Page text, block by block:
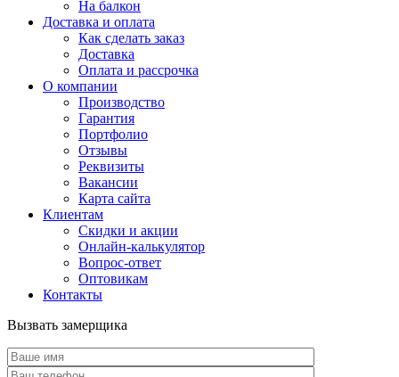
На балкон
Доставка и оплата
Как сделать заказ
Доставка
Оплата и рассрочка
О компании
Производство
Гарантия
Портфолио
Отзывы
Реквизиты
Вакансии
Карта сайта
Клиентам
Скидки и акции
Онлайн-калькулятор
Вопрос-ответ
Оптовикам
Контакты
Вызвать замерщика